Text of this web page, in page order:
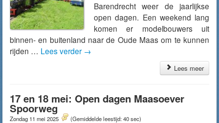
Barendrecht weer de jaarlijkse
open dagen. Een weekend lang
komen er modelbouwers uit
binnen- en buitenland naar de Oude Maas om te kunnen
rijden … Lees verder →
Lees meer
17 en 18 mei: Open dagen Maasoever
Spoorweg
Zondag 11 mei 2025 (Gemiddelde leestijd: 40 sec)